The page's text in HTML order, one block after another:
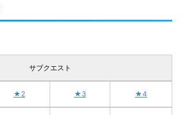
サブクエスト
★2 ★3 ★4